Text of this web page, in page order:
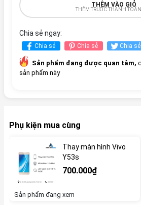
THÊM VÀO GIỎ
THÊM TRƯỚC THANH
Chia sẻ ngay:
Chia sẻ Chia sẻ Chia sẻ
Sản phẩm đang được quan tâm,
sản phẩm này
Phụ kiện mua cùng
Thay màn hình Vivo
Y53s
700.000₫
Sản phẩm đang xem